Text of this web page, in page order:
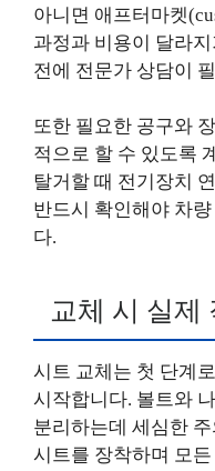
아니면 애프터마켓
과정과 비용이 달라
전에 전문가 상담이
또한 필요한 공구와
적으로 할 수 있도록
탈거할 때 전기장치
반드시 확인해야 차
다.
교체 시 실제
시트 교체는 첫 단계
시작합니다. 볼트와
분리하는데 세심한
시트를 장착하며 모